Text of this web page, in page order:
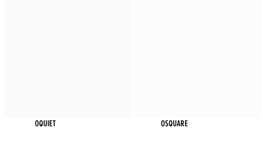
OQUIET OSQUARE